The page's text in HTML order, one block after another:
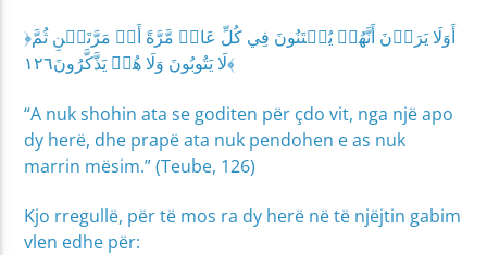
﴿أَوَلَا يَرَوۡنَ أَنَّهُمۡ يُفۡتَنُونَ فِي كُلِّ عَامٖ مَّرَّةً أَوۡ مَرَّتَيۡنِ ثُمَّ
لَا يَتُوبُونَ وَلَا هُمۡ يَذَّكَّرُونَ١٢٦﴾
“A nuk shohin ata se goditen për çdo vit, nga një apo
dy herë, dhe prapë ata nuk pendohen e as nuk
marrin mësim.” (Teube, 126)
Kjo rregullë, për të mos ra dy herë në të njëjtin gabim
vlen edhe për: